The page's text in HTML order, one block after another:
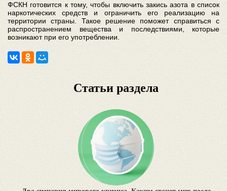
ФСКН готовится к тому, чтобы включить закись азота в список
наркотических средств и ограничить его реализацию на
территории страны. Такое решение поможет справиться с
распространением вещества и последствиями, которые
возникают при его употреблении.
Статьи раздела